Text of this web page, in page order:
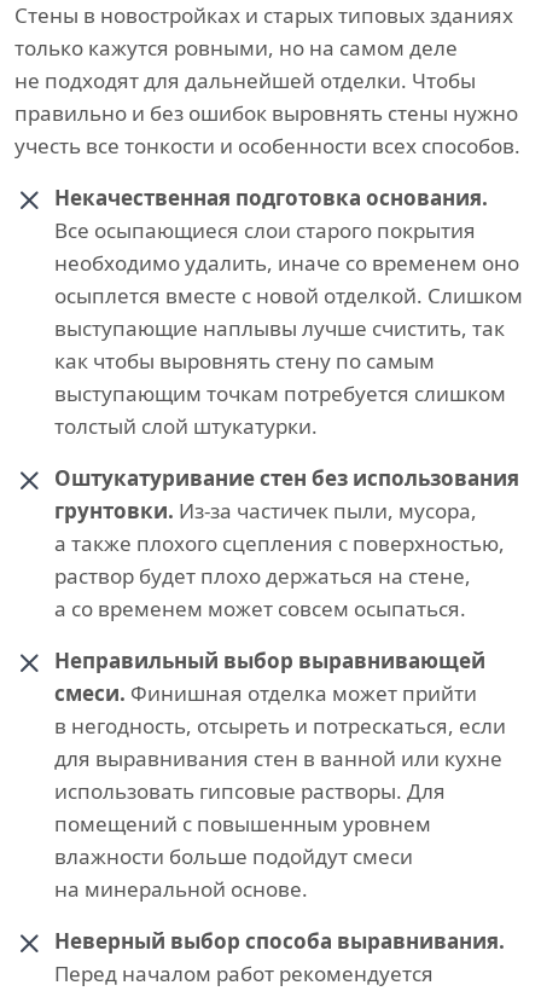
Стены в новостройках и старых типовых зданиях
только кажутся ровными, но на самом деле
не подходят для дальнейшей отделки. Чтобы
правильно и без ошибок выровнять стены нужно
учесть все тонкости и особенности всех способов.
Некачественная подготовка основания.
Все осыпающиеся слои старого покрытия
необходимо удалить, иначе со временем оно
осыплется вместе с новой отделкой. Слишком
выступающие наплывы лучше счистить, так
как чтобы выровнять стену по самым
выступающим точкам потребуется слишком
толстый слой штукатурки.
Оштукатуривание стен без использования
грунтовки. Из-за частичек пыли, мусора,
а также плохого сцепления с поверхностью,
раствор будет плохо держаться на стене,
а со временем может совсем осыпаться.
Неправильный выбор выравнивающей
смеси. Финишная отделка может прийти
в негодность, отсыреть и потрескаться, если
для выравнивания стен в ванной или кухне
использовать гипсовые растворы. Для
помещений с повышенным уровнем
влажности больше подойдут смеси
на минеральной основе.
Неверный выбор способа выравнивания.
Перед началом работ рекомендуется